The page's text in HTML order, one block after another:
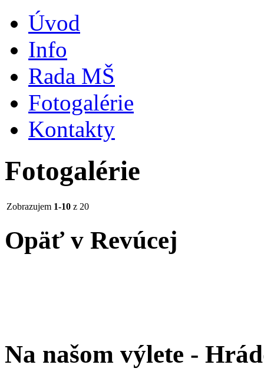
Úvod
Info
Rada MŠ
Fotogalérie
Kontakty
Fotogalérie
Zobrazujem 1-10 z 20
Opäť v Revúcej
Na našom výlete -